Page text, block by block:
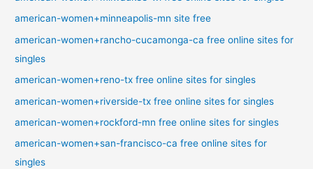
american-women+minneapolis-mn site free
american-women+rancho-cucamonga-ca free online sites for
singles
american-women+reno-tx free online sites for singles
american-women+riverside-tx free online sites for singles
american-women+rockford-mn free online sites for singles
american-women+san-francisco-ca free online sites for
singles